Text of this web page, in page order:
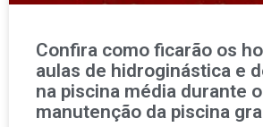
Confira como ficarão os
aulas de hidroginástica e
na piscina média durante
manutenção da piscina